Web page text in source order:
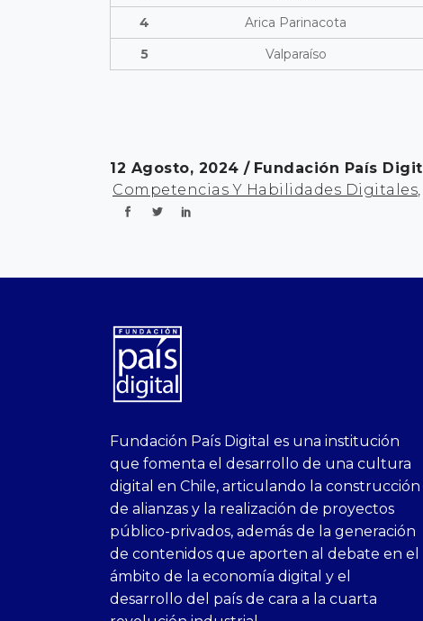
4
Arica Parinacota
5
Valparaíso
12 Agosto, 2024
Fundación País
Competencias Y Habilidades Digitales,
1xbet
canlı
casino
siteleri
bedava
bonus
veren
siteler
siteleri
deneme
bonusu
Sikis
siteleri
bonusu
veren
siteler
casino
siteleri
1win
xslot
sahabet
giriş
1xbet
giriş
bonusu
veren
siteler
deneme
bonusu
Deneme
bonusu
veren
escort
casino
siteleri
bonusu
bahis
siteleri
Hot
Couple
xxx
homemade
porn
on
webcam
Cumshots
yenigiris.com
Giriş
bonusu
veren
siteler
deneme
bonusu
veren
siteler
Fundación País Digital es una institución
que fomenta el desarrollo de una cultura
digital en Chile, articulando la construcción
de alianzas y la realización de proyectos
público-privados, además de la generación
de contenidos que aporten al debate en el
ámbito de la economía digital y el
desarrollo del país de cara a la cuarta